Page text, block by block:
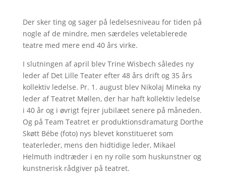
Der sker ting og sager på ledelsesniveau for tiden på
nogle af de mindre, men særdeles veletablerede
teatre med mere end 40 års virke.
I slutningen af april blev Trine Wisbech således ny
leder af Det Lille Teater efter 48 års drift og 35 års
kollektiv ledelse. Pr. 1. august blev Nikolaj Mineka ny
leder af Teatret Møllen, der har haft kollektiv ledelse
i 40 år og i øvrigt fejrer jubilæet senere på måneden.
Og på Team Teatret er produktionsdramaturg Dorthe
Skøtt Bébe (foto) nys blevet konstitueret som
teaterleder, mens den hidtidige leder, Mikael
Helmuth indtræder i en ny rolle som huskunstner og
kunstnerisk rådgiver på teatret.